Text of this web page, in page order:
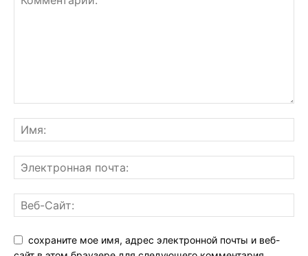
сохраните мое имя, адрес электронной почты и веб-